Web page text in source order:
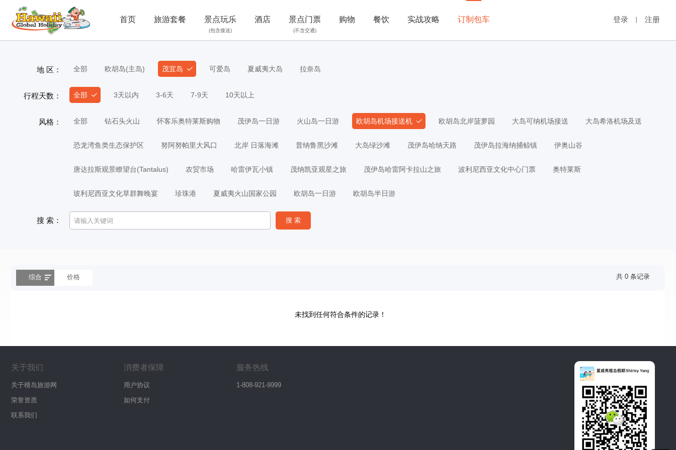
首页 旅游套餐 景点玩乐
(包含接送)
酒店 景点门票
(不含交通)
购物 餐饮 实战攻略 订制包车 登录 注册
地 区： 全部 欧胡岛(主岛) 茂宜岛 可爱岛 夏威夷大岛 拉奈岛
行程天数： 全部 3天以内 3-6天 7-9天 10天以上
风格： 全部 钻石头火山 怀客乐奥特莱斯购物 茂伊岛一日游 火山岛一日游 欧胡岛机场接送机 欧胡岛北岸菠萝园 大岛可纳机场接送 大岛希洛机场及送
恐龙湾鱼类生态保护区 努阿努帕里大风口 北岸 日落海滩 普纳鲁黑沙滩 大岛绿沙滩 茂伊岛哈纳天路 茂伊岛拉海纳捕鲸镇 伊奥山谷
唐达拉斯观景瞭望台(Tantalus) 农贸市场 哈雷伊瓦小镇 茂纳凯亚观星之旅 茂伊岛哈雷阿卡拉山之旅 波利尼西亚文化中心门票 奥特莱斯
玻利尼西亚文化草群舞晚宴 珍珠港 夏威夷火山国家公园 欧胡岛一日游 欧胡岛半日游
搜 索：
综合 价格 共 0 条记录
未找到任何符合条件的记录！
关于我们
关于檀岛旅游网
荣誉资质
联系我们
消费者保障
用户协议
如何支付
服务热线
1-808-921-9999